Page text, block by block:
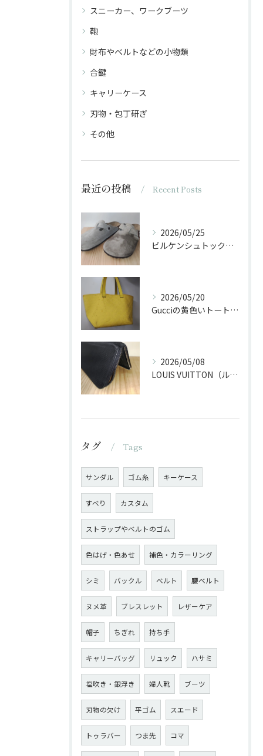
スニーカー、ワークブーツ
鞄
財布やベルトなどの小物類
合鍵
キャリーケース
刃物・包丁研ぎ
その他
最近の投稿 Recent Posts
2026/05/25
ビルケンシュトックのサンダルに油がかかった
2026/05/20
Gucciの黄色いトートバッグをクリーニング
2026/05/08
LOUIS VUITTON（ルイ・ヴィトン）の長財布のファスナー交換
タグ Tags
サンダル ゴム糸 キーケース
すべり カスタム
ストラップやベルトのゴム
色はげ・色あせ 補色・カラーリング
シミ バックル ベルト 腰ベルト
ヌメ革 ブレスレット レザーケア
帽子 ちぎれ 持ち手
キャリーバッグ リュック ハサミ
塩吹き・銀浮き 婦人靴 ブーツ
刃物の欠け 平ゴム スエード
トゥラバー つま先 コマ